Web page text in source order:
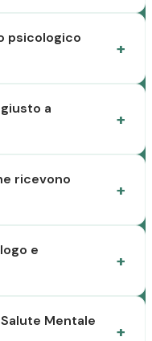
psicologico
a
ricevono
e
Mentale